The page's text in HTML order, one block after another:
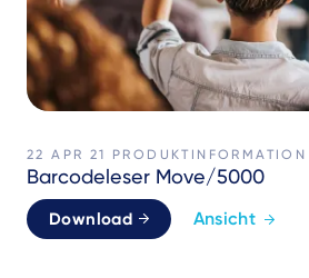
22 APR 21 PRODUKTINFORMATION
Barcodeleser Move/5000
Download Ansicht